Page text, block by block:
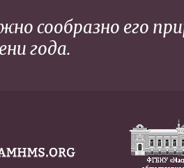
сообразно его
года.